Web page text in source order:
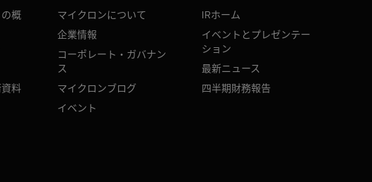
概
料
マイクロンについて
企業情報
コーポレート・ガバナン
ス
マイクロンブログ
イベント
IRホーム
イベントとプレゼンテー
ション
最新ニュース
四半期財務報告